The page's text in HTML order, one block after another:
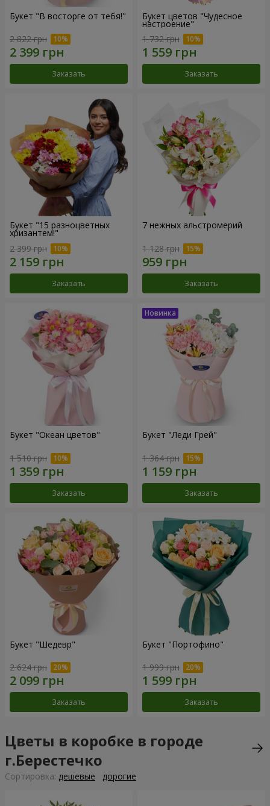
Букет "В восторге от тебя!"
2 822 грн
Заказать
Букет цветов "Чудесное
настроение"
1 732 грн
Заказать
Букет "15 разноцветных
хризантем!"
2 399 грн
Заказать
7 нежных альстромерий
1 128 грн
Заказать
Букет "Океан цветов"
1 510 грн
Заказать
Букет "Леди Грей"
1 364 грн
Заказать
Букет "Шедевр"
2 624 грн
Заказать
Букет "Портофино"
1 999 грн
Заказать
Цветы в коробке в городе
г.Берестечко
Cортировка: дешевые дорогие